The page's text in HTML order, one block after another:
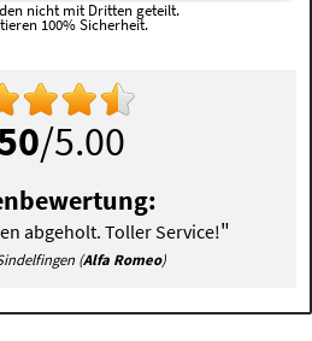
nicht mit Dritten geteilt.
100% Sicherheit.
/5.00
abgeholt. Toller Service!"
(Alfa Romeo)